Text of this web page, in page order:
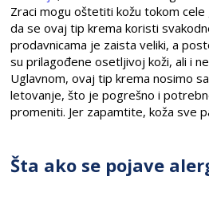
Zraci mogu oštetiti kožu tokom
da se ovaj tip krema koristi
prodavnicama je zaista veliki, a
su prilagođene osetljivoj koži, ali i
Uglavnom, ovaj tip krema nosimo
letovanje, što je pogrešno i
promeniti. Jer zapamtite, koža sve
Šta ako se pojave